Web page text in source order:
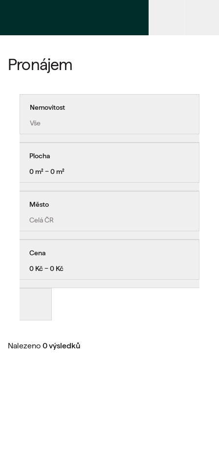
Pronájem
Nemovitost
Vše
Plocha
0 m² − 0 m²
Město
Celá ČR
Cena
0 Kč − 0 Kč
Nalezeno 0 výsledků